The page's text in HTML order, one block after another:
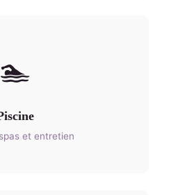
🏊
et entretien